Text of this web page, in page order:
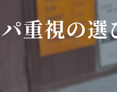
重視の選